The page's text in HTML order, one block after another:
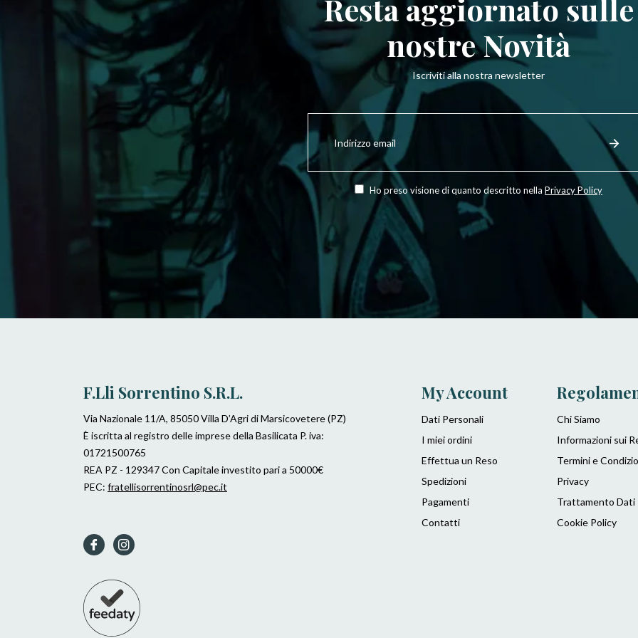
Resta aggiornato sulle
nostre Novità
Iscriviti alla nostra newsletter
ultime
novità,
offerte
e
stili
Ho preso visione di quanto descritto nella Privacy Policy
F.lli Sorrentino S.r.l.
Via Nazionale 11/A, 85050 Villa D’Agri di Marsicovetere (PZ)
È iscritta al registro delle imprese della Basilicata P. iva:
01721500765
REA PZ - 129347 Con Capitale investito pari a 50000€
PEC: fratellisorrentinosrl@pec.it
My Account
Dati Personali
I miei ordini
Effettua un Reso
Spedizioni
Pagamenti
Contatti
Chi Siamo
Informazioni sui
Termini e
Privacy
Trattamento Dati
Cookie Policy
Fb
Ins